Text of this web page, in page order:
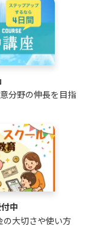
分野の伸長を目指
中
の大切さや使い方